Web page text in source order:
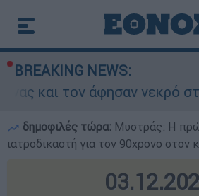
BREAKING NEWS:
νεκρό στο σημείο
δημοφιλές τώρα: Μυστράς: Η
ιατροδικαστή για τον 90χρονο στον